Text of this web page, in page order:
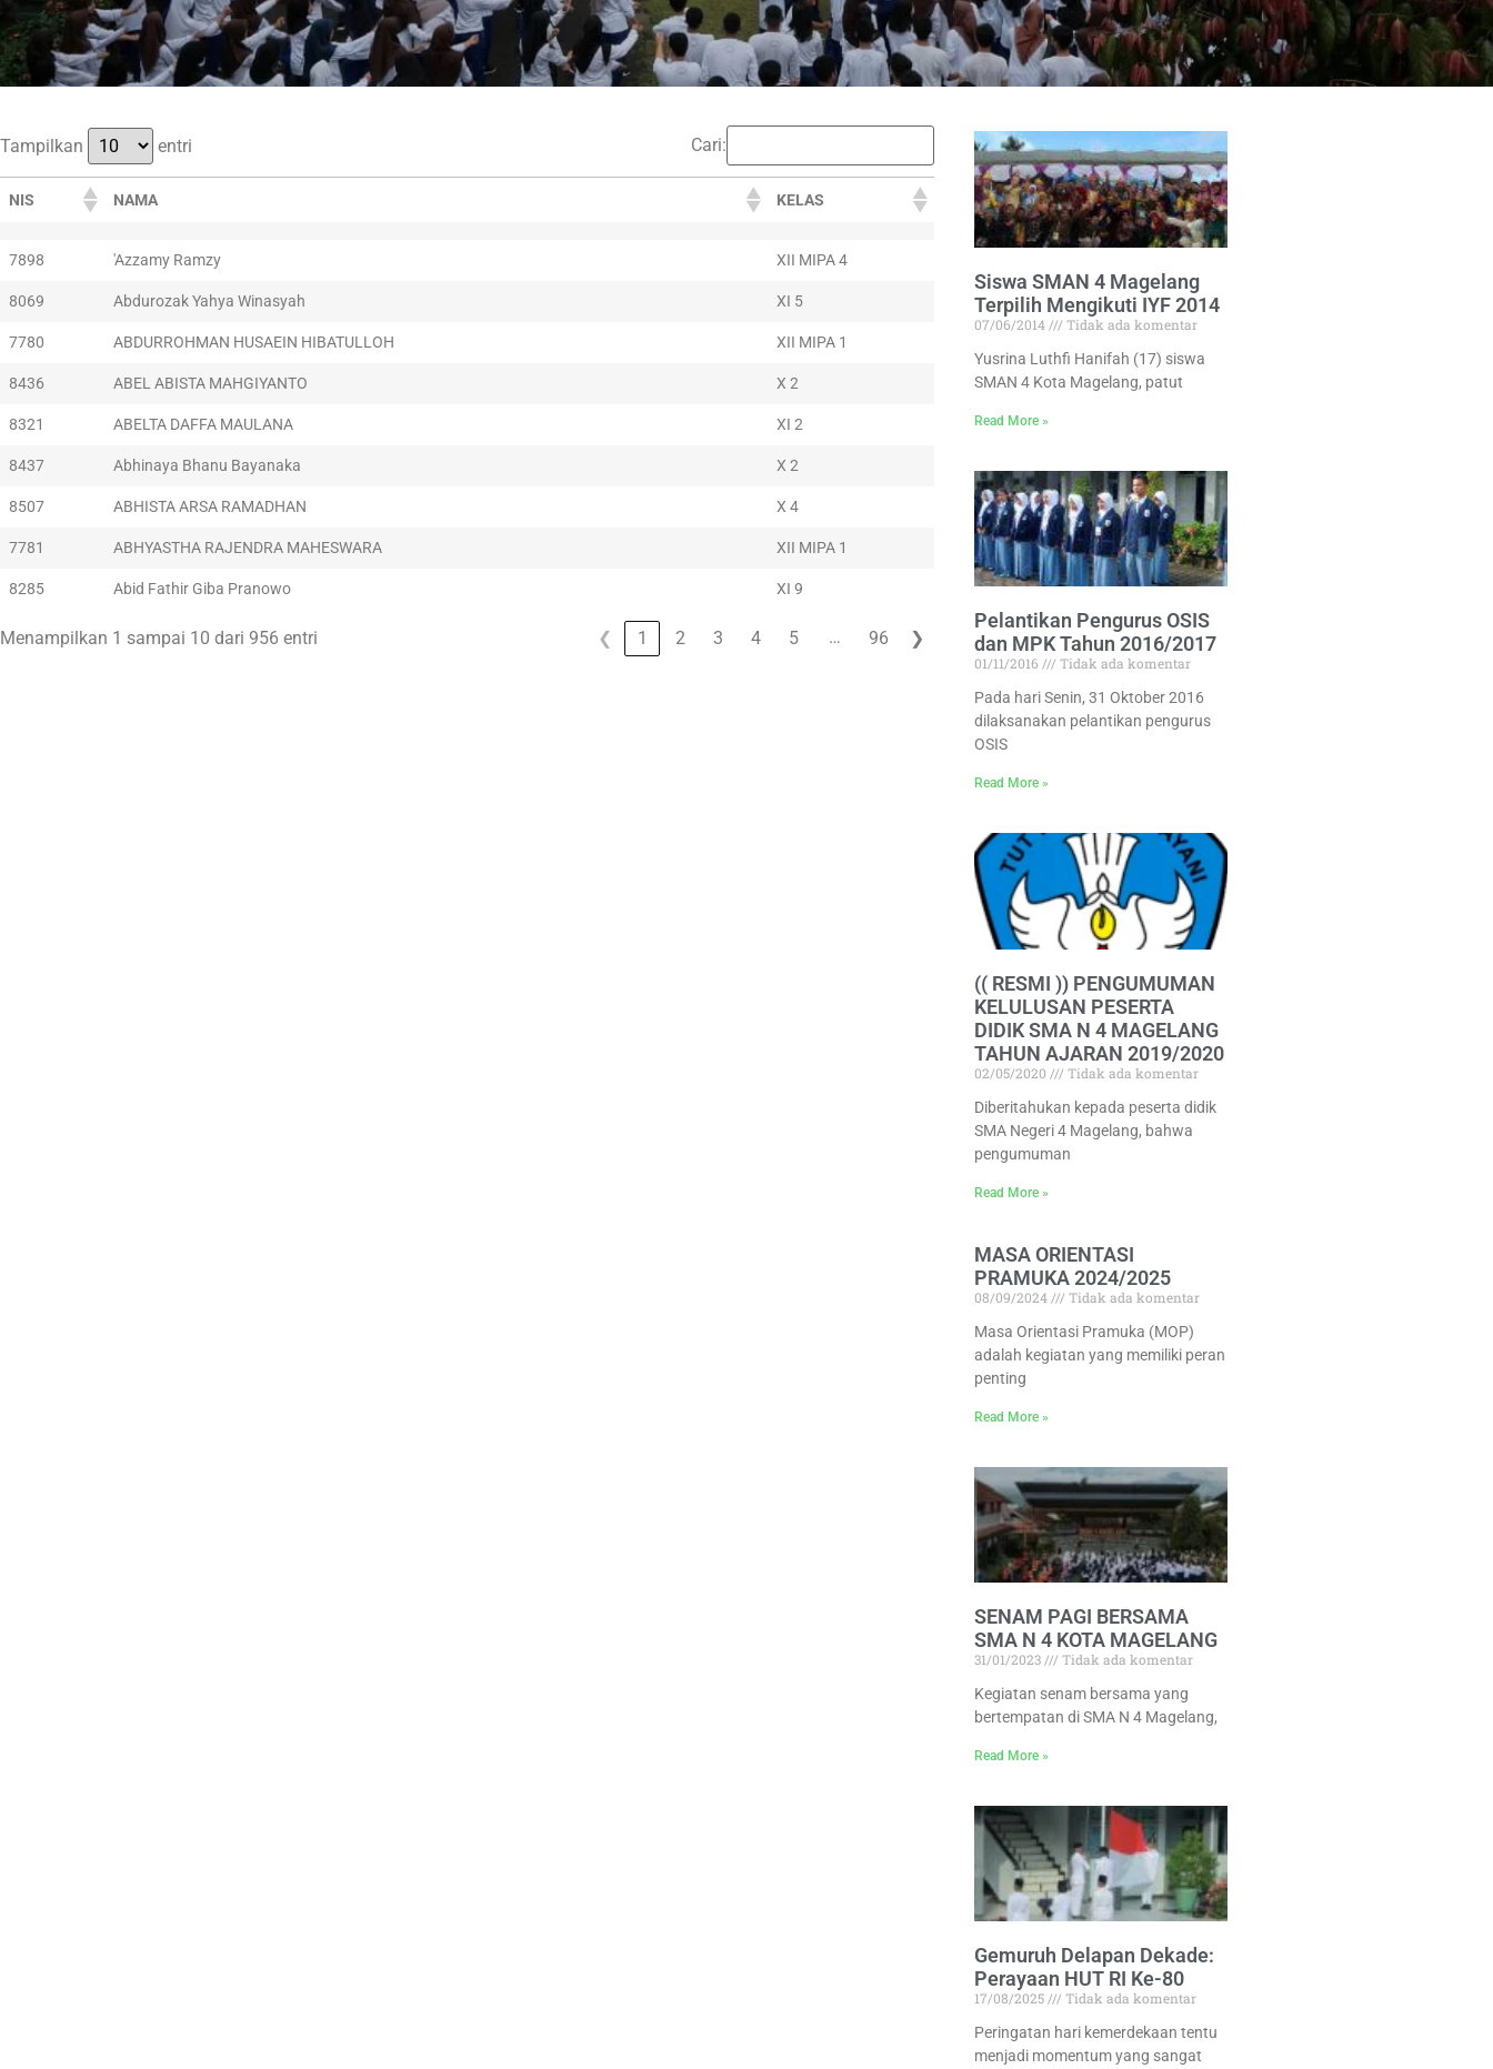
Tampilkan entri Cari:
NIS NAMA KELAS
7898 'Azzamy Ramzy XII MIPA 4
8069 Abdurozak Yahya Winasyah XI 5
7780 ABDURROHMAN HUSAEIN HIBATULLOH XII MIPA 1
8436 ABEL ABISTA MAHGIYANTO X 2
8321 ABELTA DAFFA MAULANA XI 2
8437 Abhinaya Bhanu Bayanaka X 2
8507 ABHISTA ARSA RAMADHAN X 4
7781 ABHYASTHA RAJENDRA MAHESWARA XII MIPA 1
8285 Abid Fathir Giba Pranowo XI 9
Menampilkan 1 sampai 10 dari 956 entri ❮ 1 2 3 4 5 … 96 ❯
Siswa SMAN 4 Magelang
Terpilih Mengikuti IYF 2014
07/06/2014
Tidak ada komentar
Yusrina Luthfi Hanifah (17) siswa
SMAN 4 Kota Magelang, patut
Read More »
Pelantikan Pengurus OSIS
dan MPK Tahun 2016/2017
01/11/2016
Tidak ada komentar
Pada hari Senin, 31 Oktober 2016
dilaksanakan pelantikan pengurus
OSIS
Read More »
(( RESMI )) PENGUMUMAN
KELULUSAN PESERTA
DIDIK SMA N 4 MAGELANG
TAHUN AJARAN 2019/2020
02/05/2020
Tidak ada komentar
Diberitahukan kepada peserta didik
SMA Negeri 4 Magelang, bahwa
pengumuman
Read More »
MASA ORIENTASI
PRAMUKA 2024/2025
08/09/2024
Tidak ada komentar
Masa Orientasi Pramuka (MOP)
adalah kegiatan yang memiliki peran
penting
Read More »
SENAM PAGI BERSAMA
SMA N 4 KOTA MAGELANG
31/01/2023
Tidak ada komentar
Kegiatan senam bersama yang
bertempatan di SMA N 4 Magelang,
Read More »
Gemuruh Delapan Dekade:
Perayaan HUT RI Ke-80
17/08/2025
Tidak ada komentar
Peringatan hari kemerdekaan tentu
menjadi momentum yang sangat